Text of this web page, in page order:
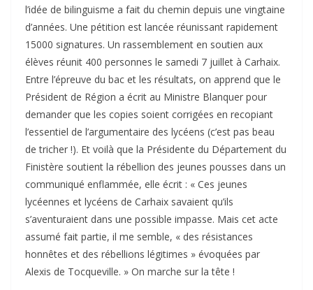
l’idée de bilinguisme a fait du chemin depuis une vingtaine
d’années. Une pétition est lancée réunissant rapidement
15000 signatures. Un rassemblement en soutien aux
élèves réunit 400 personnes le samedi 7 juillet à Carhaix.
Entre l’épreuve du bac et les résultats, on apprend que le
Président de Région a écrit au Ministre Blanquer pour
demander que les copies soient corrigées en recopiant
l’essentiel de l’argumentaire des lycéens (c’est pas beau
de tricher !). Et voilà que la Présidente du Département du
Finistère soutient la rébellion des jeunes pousses dans un
communiqué enflammée, elle écrit : « Ces jeunes
lycéennes et lycéens de Carhaix savaient qu’ils
s’aventuraient dans une possible impasse. Mais cet acte
assumé fait partie, il me semble, « des résistances
honnêtes et des rébellions légitimes » évoquées par
Alexis de Tocqueville. » On marche sur la tête !